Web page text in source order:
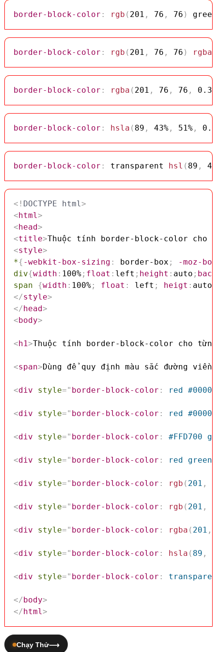
border-block-color : rgb ( 201 , 76 , 76 ) green
border-block-color : rgb ( 201 , 76 , 76 ) rgba
border-block-color : rgba ( 201 , 76 , 76 , 0.3
border-block-color : hsla ( 89 , 43%, 51%, 0.3
border-block-color : transparent hsl ( 89 ,
<! DOCTYPE html>
< html>
< head>
<title>Thuộc tính border-block-color cho
<style>
*{ -webkit-box-sizing : border-box ;
-moz-
div{width : 100%; float : left ; height : auto ;
span
{width : 100%; float : left ; heigt : auto
</style>
</ head>
< body>
< h1>Thuộc tính border-block-color cho từng
<span>Dùng để quy định màu sắc đường
<div style=" border-block-color : red
<div style=" border-block-color : red
<div style=" border-block-color : #FFD700
<div style=" border-block-color : red green
<div style=" border-block-color : rgb ( 201 ,
<div style=" border-block-color : rgb ( 201 ,
<div style=" border-block-color : rgba ( 201 ,
<div style=" border-block-color : hsla ( 89 ,
<div style=" border-block-color :
</ body>
</ html>
Chạy Thử